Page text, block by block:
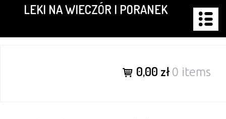
content
LEKI NA WIECZÓR I PORANEK
0,00 zł0 items